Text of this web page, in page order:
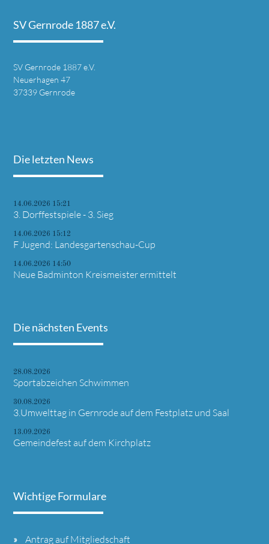
SV Gernrode 1887 e.V.
SV Gernrode 1887 e.V.
Neuerhagen 47
37339 Gernrode
Die letzten News
14.06.2026 15:21
3. Dorffestspiele - 3. Sieg
14.06.2026 15:12
F Jugend: Landesgartenschau-Cup
14.06.2026 14:50
Neue Badminton Kreismeister ermittelt
Die nächsten Events
28.08.2026
Sportabzeichen Schwimmen
30.08.2026
3.Umwelttag in Gernrode auf dem Festplatz und Saal
13.09.2026
Gemeindefest auf dem Kirchplatz
Wichtige Formulare
Antrag auf Mitgliedschaft